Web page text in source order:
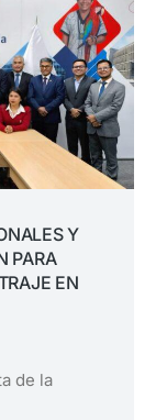
Y
PARA
EN
de la